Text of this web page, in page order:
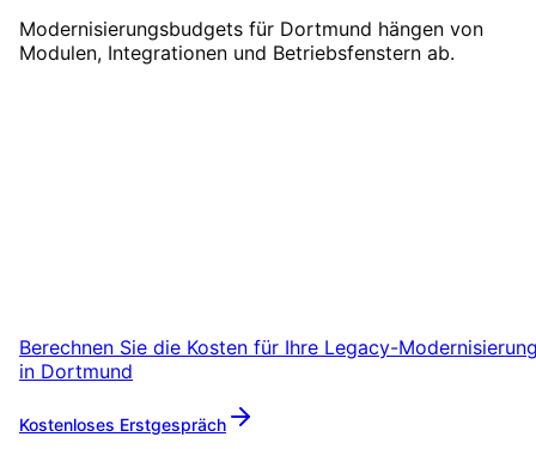
Modernisierungsbudgets für Dortmund hängen von
Modulen, Integrationen und Betriebsfenstern ab.
Berechnen Sie die Kosten für Ihre Legacy-
in Dortmund
Kostenloses Erstgespräch